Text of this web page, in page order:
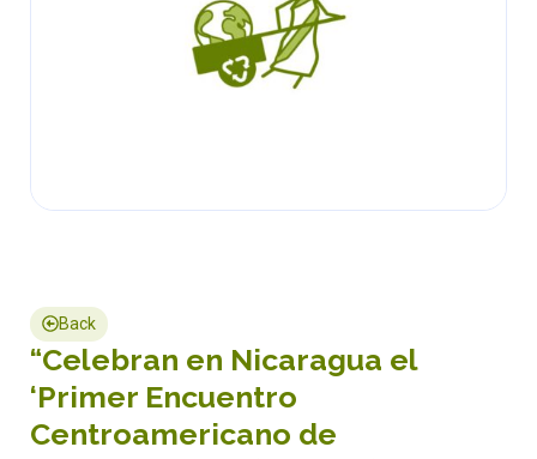
Back
“Celebran en Nicaragua el
‘Primer Encuentro
Centroamericano de